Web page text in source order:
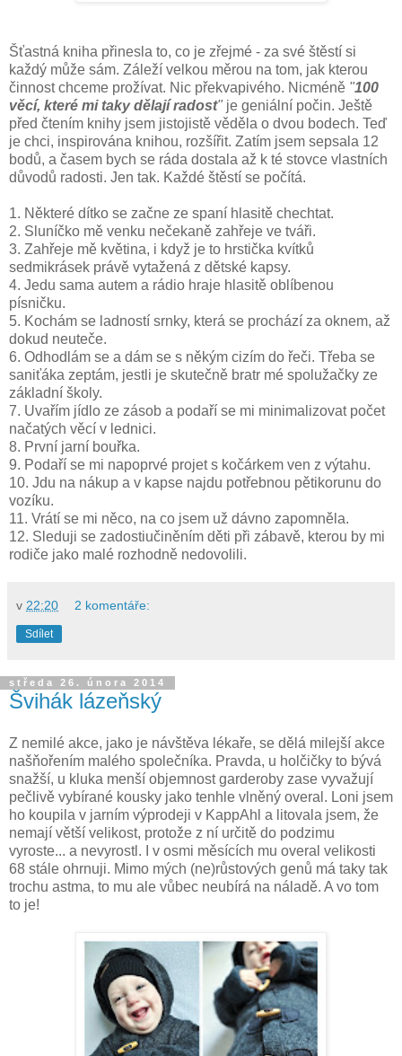
Šťastná kniha přinesla to, co je zřejmé - za své štěstí si
každý může sám. Záleží velkou měrou na tom, jak kterou
činnost chceme prožívat. Nic překvapivého. Nicméně "100
věcí, které mi taky dělají radost" je geniální počin. Ještě
před čtením knihy jsem jistojistě věděla o dvou bodech. Teď
je chci, inspirována knihou, rozšířit. Zatím jsem sepsala 12
bodů, a časem bych se ráda dostala až k té stovce vlastních
důvodů radosti. Jen tak. Každé štěstí se počítá.
1. Některé dítko se začne ze spaní hlasitě chechtat.
2. Sluníčko mě venku nečekaně zahřeje ve tváři.
3. Zahřeje mě květina, i když je to hrstička kvítků
sedmikrásek právě vytažená z dětské kapsy.
4. Jedu sama autem a rádio hraje hlasitě oblíbenou
písničku.
5. Kochám se ladností srnky, která se prochází za oknem, až
dokud neuteče.
6. Odhodlám se a dám se s někým cizím do řeči. Třeba se
saniťáka zeptám, jestli je skutečně bratr mé spolužačky ze
základní školy.
7. Uvařím jídlo ze zásob a podaří se mi minimalizovat počet
načatých věcí v lednici.
8. První jarní bouřka.
9. Podaří se mi napoprvé projet s kočárkem ven z výtahu.
10. Jdu na nákup a v kapse najdu potřebnou pětikorunu do
vozíku.
11. Vrátí se mi něco, na co jsem už dávno zapomněla.
12. Sleduji se zadostiučiněním děti při zábavě, kterou by mi
rodiče jako malé rozhodně nedovolili.
v 22:20 2 komentáře:
Sdílet
středa 26. února 2014
Švihák lázeňský
Z nemilé akce, jako je návštěva lékaře, se dělá milejší akce
našňořením malého společníka. Pravda, u holčičky to bývá
snažší, u kluka menší objemnost garderoby zase vyvažují
pečlivě vybírané kousky jako tenhle vlněný overal. Loni jsem
ho koupila v jarním výprodeji v KappAhl a litovala jsem, že
nemají větší velikost, protože z ní určitě do podzimu
vyroste... a nevyrostl. I v osmi měsících mu overal velikosti
68 stále ohrnuji. Mimo mých (ne)růstových genů má taky tak
trochu astma, to mu ale vůbec neubírá na náladě. A vo tom
to je!